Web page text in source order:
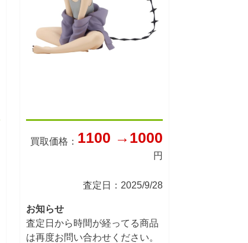
買取価格： 1100 →1000
円
査定日：2025/9/28
お知らせ
査定日から時間が経ってる商品
は再度お問い合わせください。